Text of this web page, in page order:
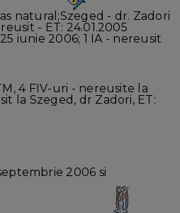
natural;Szeged - dr. Zadori
- ET: 24.01.2005
iunie 2006; 1 IA - nereusit
4 FIV-uri - nereusite la
la Szeged, dr Zadori, ET:
2006 si